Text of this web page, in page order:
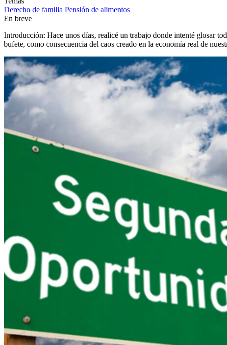
Derecho de familia Pensión de alimentos
En breve
Introducción: Hace unos días, realicé un trabajo donde intenté glosar
bufete, como consecuencia del caos creado en la economía real de